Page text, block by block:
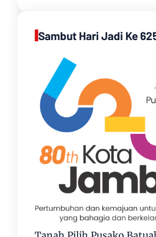
Sambut Hari Jadi Ke